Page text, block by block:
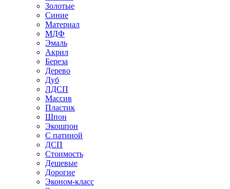
Золотые
Синие
Материал
МДФ
Эмаль
Акрил
Береза
Дерево
Дуб
ЛДСП
Массив
Пластик
Шпон
Экошпон
С патиной
ДСП
Стоимость
Дешевые
Дорогие
Эконом-класс